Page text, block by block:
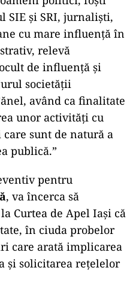
SIE și SRI, jurnaliști,
cu mare influență în
relevă
de influență și
societății
având ca finalitate
unor activități cu
sunt de natură a
publică.”
pentru
, va încerca să
Curtea de Apel Iași că
în ciuda probelor
care arată implicarea
și solicitarea rețelelor